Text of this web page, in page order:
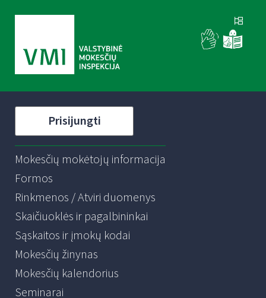
Prisijungti
Mokesčių mokėtojų informacija
Formos
Rinkmenos / Atviri duomenys
Skaičiuoklės ir pagalbininkai
Sąskaitos ir įmokų kodai
Mokesčių žinynas
Mokesčių kalendorius
Seminarai